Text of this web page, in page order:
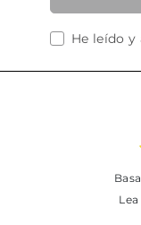
He leído y
Lea algunas de las opiniones